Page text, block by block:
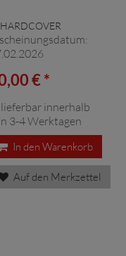
HARDCOVER
€ *
lieferbar innerhalb
3-4 Werktagen
In den Warenkorb
Auf den Merkzettel